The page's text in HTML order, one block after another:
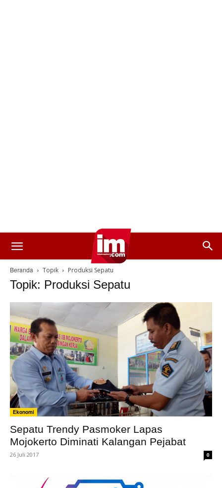
Beranda Topik Produksi Sepatu
Topik: Produksi Sepatu
Ekonomi
Sepatu Trendy Pasmoker Lapas
Mojokerto Diminati Kalangan Pejabat
26 Juli 2017 0